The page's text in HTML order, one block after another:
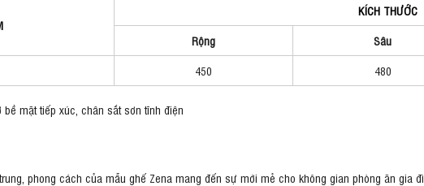
KÍCH THƯỚC
Rộng
Sâu
450 480
mặt tiếp xúc, chân sắt sơn tĩnh điện
phong cách của mẫu ghế Zena mang đến sự mới mẻ cho không gian phòng ăn gia